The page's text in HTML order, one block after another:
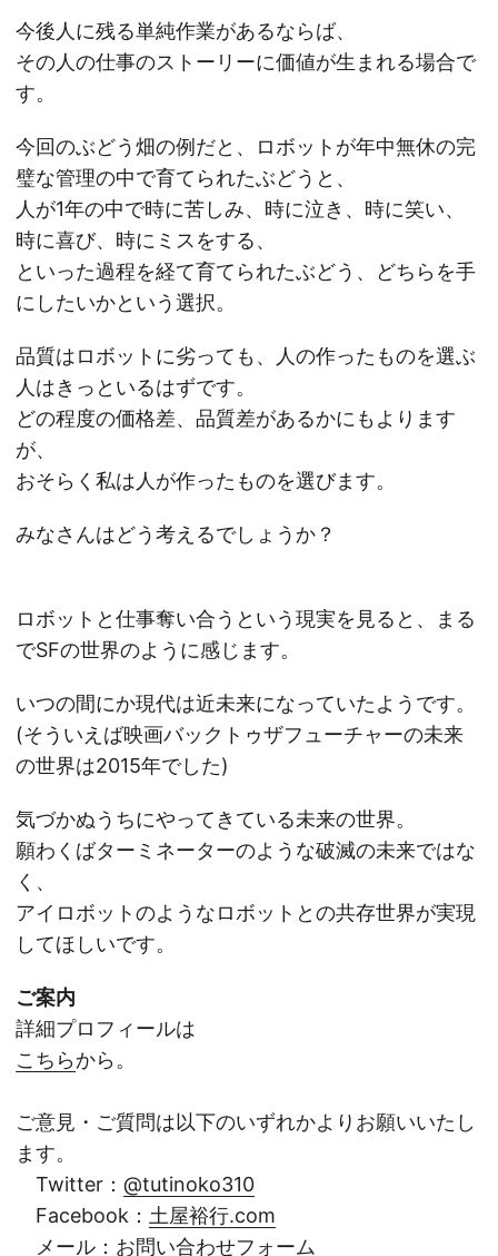
今後人に残る単純作業があるならば、
その人の仕事のストーリーに価値が生まれる場合で
す。
今回のぶどう畑の例だと、ロボットが年中無休の完
璧な管理の中で育てられたぶどうと、
人が1年の中で時に苦しみ、時に泣き、時に笑い、
時に喜び、時にミスをする、
といった過程を経て育てられたぶどう、どちらを手
にしたいかという選択。
品質はロボットに劣っても、人の作ったものを選ぶ
人はきっといるはずです。
どの程度の価格差、品質差があるかにもよります
が、
おそらく私は人が作ったものを選びます。
みなさんはどう考えるでしょうか？
ロボットと仕事奪い合うという現実を見ると、まる
でSFの世界のように感じます。
いつの間にか現代は近未来になっていたようです。
(そういえば映画バックトゥザフューチャーの未来
の世界は2015年でした)
気づかぬうちにやってきている未来の世界。
願わくばターミネーターのような破滅の未来ではな
く、
アイロボットのようなロボットとの共存世界が実現
してほしいです。
ご案内
詳細プロフィールは
こちらから。
ご意見・ご質問は以下のいずれかよりお願いいたし
ます。
Twitter： @tutinoko310
Facebook： 土屋裕行.com
メール： お問い合わせフォーム